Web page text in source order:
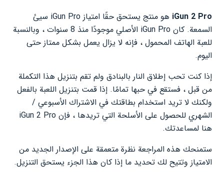
iGun 2 Pro
هو منتج يستحق حقًا امتياز iGun Pro سيئ
السمعة. كان iGun Pro الأصلي موجودًا منذ 8 سنوات ، وبالنسبة
للعبة الهاتف المحمول ، فإنه لا يزال يعمل بشكل ممتاز حتى
اليوم.
إذا كنت تحب إطلاق النار بالبنادق ولم تقم بتنزيل هذا التكملة
من قبل ، فستقع في حبها تمامًا. إذا قمت بتنزيل اللعبة بالفعل
ولكنك لا تريد استخدام بطاقتك في الاشتراك الأسبوعي /
الشهري للحصول على الأسلحة التي تريدها ، فإن iGun 2 Pro
هنا لمساعدتك.
ستمنحك هذه المراجعة نظرة متعمقة على الإصدار الجديد من
الامتياز وتتيح لك تحديد ما إذا كان هذا الجزء يستحق التنزيل.